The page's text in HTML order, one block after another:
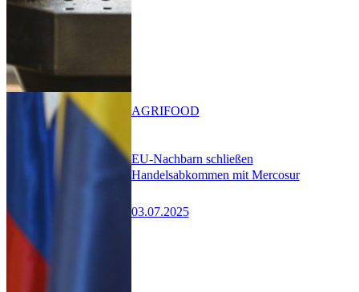
EU-Nachbarn schließen
Handelsabkommen mit Mercosur
03.07.2025
AGRIFOOD